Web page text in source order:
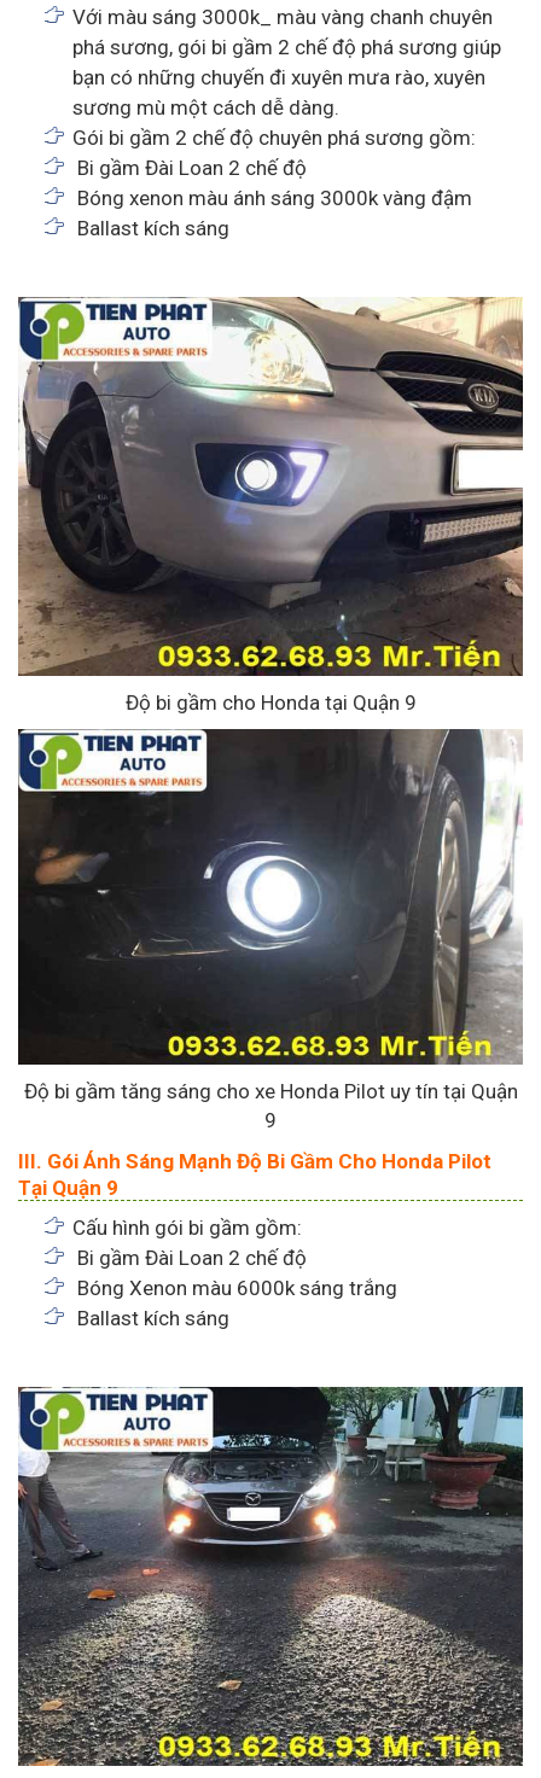
Với màu sáng 3000k_ màu vàng chanh chuyên
phá sương, gói bi gầm 2 chế độ phá sương giúp
bạn có những chuyến đi xuyên mưa rào, xuyên
sương mù một cách dễ dàng.
Gói bi gầm 2 chế độ chuyên phá sương gồm:
Bi gầm Đài Loan 2 chế độ
Bóng xenon màu ánh sáng 3000k vàng đậm
Ballast kích sáng
Độ bi gầm cho Honda tại Quận 9
Độ bi gầm tăng sáng cho xe Honda Pilot uy tín tại Quận
9
III. Gói Ánh Sáng Mạnh Độ Bi Gầm Cho Honda Pilot
Tại Quận 9
Cấu hình gói bi gầm gồm:
Bi gầm Đài Loan 2 chế độ
Bóng Xenon màu 6000k sáng trắng
Ballast kích sáng